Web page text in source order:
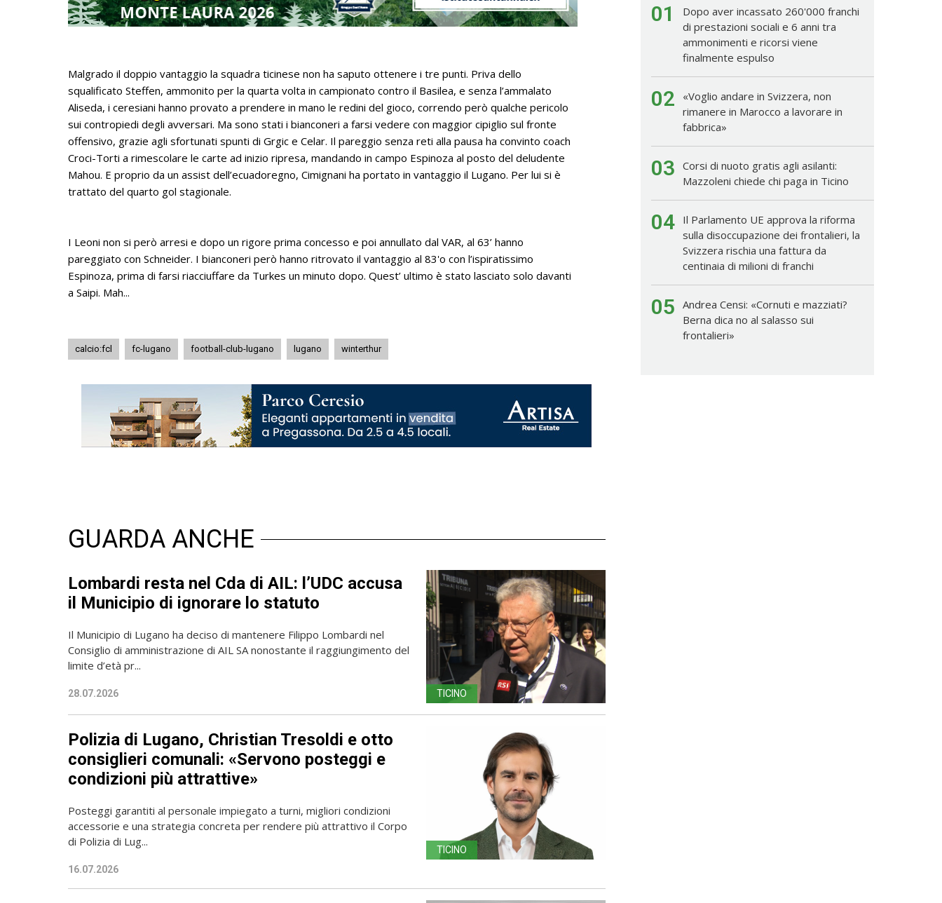
Malgrado il doppio vantaggio la squadra ticinese non ha saputo ottenere i tre punti. Priva dello
squalificato Steffen, ammonito per la quarta volta in campionato contro il Basilea, e senza l’ammalato
Aliseda, i ceresiani hanno provato a prendere in mano le redini del gioco, correndo però qualche pericolo
sui contropiedi degli avversari. Ma sono stati i bianconeri a farsi vedere con maggior cipiglio sul fronte
offensivo, grazie agli sfortunati spunti di Grgic e Celar. Il pareggio senza reti alla pausa ha convinto coach
Croci-Torti a rimescolare le carte ad inizio ripresa, mandando in campo Espinoza al posto del deludente
Mahou. E proprio da un assist dell’ecuadoregno, Cimignani ha portato in vantaggio il Lugano. Per lui si è
trattato del quarto gol stagionale.
I Leoni non si però arresi e dopo un rigore prima concesso e poi annullato dal VAR, al 63’ hanno
pareggiato con Schneider. I bianconeri però hanno ritrovato il vantaggio al 83'o con l’ispiratissimo
Espinoza, prima di farsi riacciuffare da Turkes un minuto dopo. Quest’ ultimo è stato lasciato solo davanti
a Saipi. Mah...
calcio:fcl fc-lugano football-club-lugano lugano winterthur
GUARDA ANCHE
Lombardi resta nel Cda di AIL: l’UDC accusa
il Municipio di ignorare lo statuto
Il Municipio di Lugano ha deciso di mantenere Filippo Lombardi nel
Consiglio di amministrazione di AIL SA nonostante il raggiungimento del
limite d’età pr...
28.07.2026 TICINO
Polizia di Lugano, Christian Tresoldi e otto
consiglieri comunali: «Servono posteggi e
condizioni più attrattive»
Posteggi garantiti al personale impiegato a turni, migliori condizioni
accessorie e una strategia concreta per rendere più attrattivo il Corpo
di Polizia di Lug...
16.07.2026
TICINO
01
Dopo aver incassato 260'000 franchi
di prestazioni sociali e 6 anni tra
ammonimenti e ricorsi viene
finalmente espulso
02
«Voglio andare in Svizzera, non
rimanere in Marocco a lavorare in
fabbrica»
03 Corsi di nuoto gratis agli asilanti:
Mazzoleni chiede chi paga in Ticino
04
Il Parlamento UE approva la riforma
sulla disoccupazione dei frontalieri, la
Svizzera rischia una fattura da
centinaia di milioni di franchi
05 Andrea Censi: «Cornuti e mazziati?
Berna dica no al salasso sui
frontalieri»